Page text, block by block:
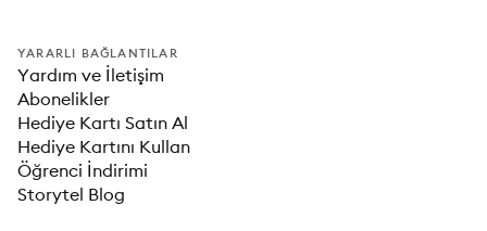
YARARLI BAĞLANTILAR
Yardım ve İletişim
Abonelikler
Hediye Kartı Satın Al
Hediye Kartını Kullan
Öğrenci İndirimi
Storytel Blog